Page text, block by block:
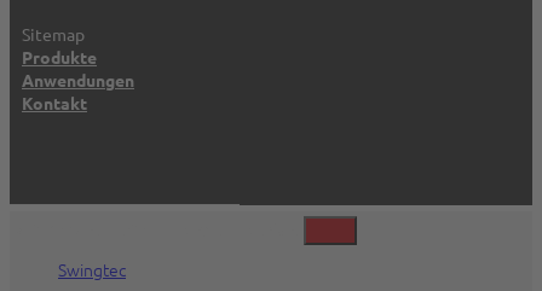
Sitemap
Produkte
Anwendungen
Kontakt
Swingtec